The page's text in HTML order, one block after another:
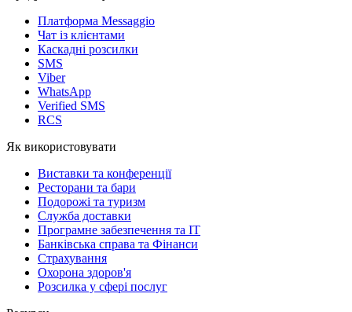
Платформа Messaggio
Чат із клієнтами
Каскадні розсилки
SMS
Viber
WhatsApp
Verified SMS
RCS
Як використовувати
Виставки та конференції
Ресторани та бари
Подорожі та туризм
Служба доставки
Програмне забезпечення та IT
Банківська справа та Фінанси
Страхування
Охорона здоров'я
Розсилка у сфері послуг